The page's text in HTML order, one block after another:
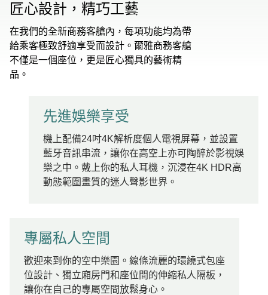
匠心設計，精巧工藝
在我們的全新商務客艙內，每項功能均為帶
給乘客極致舒適享受而設計。爾雅商務客艙
不僅是一個座位，更是匠心獨具的藝術精
品。
先進娛樂享受
機上配備24吋4K解析度個人電視屏幕，並設置
藍牙音訊串流，讓你在高空上亦可陶醉於影視娛
樂之中。戴上你的私人耳機，沉浸在4K HDR高
動態範圍畫質的迷人聲影世界。
專屬私人空間
歡迎來到你的空中樂園。線條流麗的環繞式包座
位設計、獨立廂房門和座位間的伸縮私人隔板，
讓你在自己的專屬空間放鬆身心。